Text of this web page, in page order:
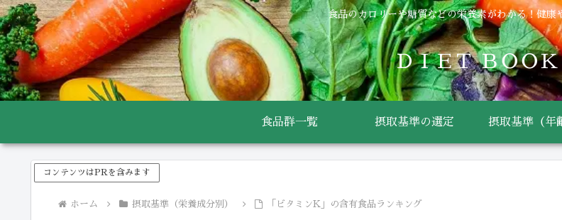
食品のカロリーや糖質などの栄養素がわかる！健康
ＤＩＥＴ ＢＯＯＫ
食品群一覧 摂取基準の選定 摂取基準（年
コンテンツはPRを含みます
ホーム 摂取基準（栄養成分別） 「ビタミンK」の含有食品ランキング